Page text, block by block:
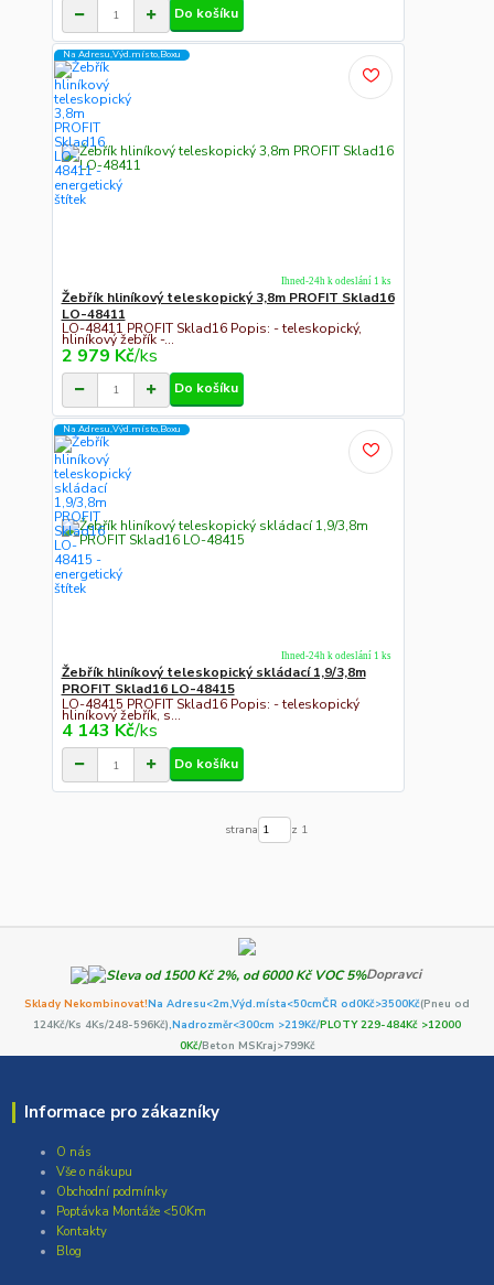
Do košíku
Na Adresu,Výd.místo,Boxu
Žebřík hliníkový teleskopický 3,8m PROFIT Sklad16
LO-48411
LO-48411 PROFIT Sklad16 Popis: - teleskopický,
hliníkový žebřík -...
2 979 Kč/ks
Ihned-24h k odeslání 1 ks
Do košíku
Na Adresu,Výd.místo,Boxu
Žebřík hliníkový teleskopický skládací 1,9/3,8m
PROFIT Sklad16 LO-48415
LO-48415 PROFIT Sklad16 Popis: - teleskopický
hliníkový žebřík, s...
4 143 Kč/ks
Ihned-24h k odeslání 1 ks
Do košíku
strana z 1
Dopravci
Sklady Nekombinovat!Na Adresu<2m,Výd.místa<50cmČR od0Kč>3500Kč(Pneu od
124Kč/Ks 4Ks/248-596Kč),Nadrozměr<300cm >219Kč/PLOTY 229-484Kč >12000
0Kč/Beton MSKraj>799Kč
Informace pro zákazníky
O nás
Vše o nákupu
Obchodní podmínky
Poptávka Montáže <50Km
Kontakty
Blog